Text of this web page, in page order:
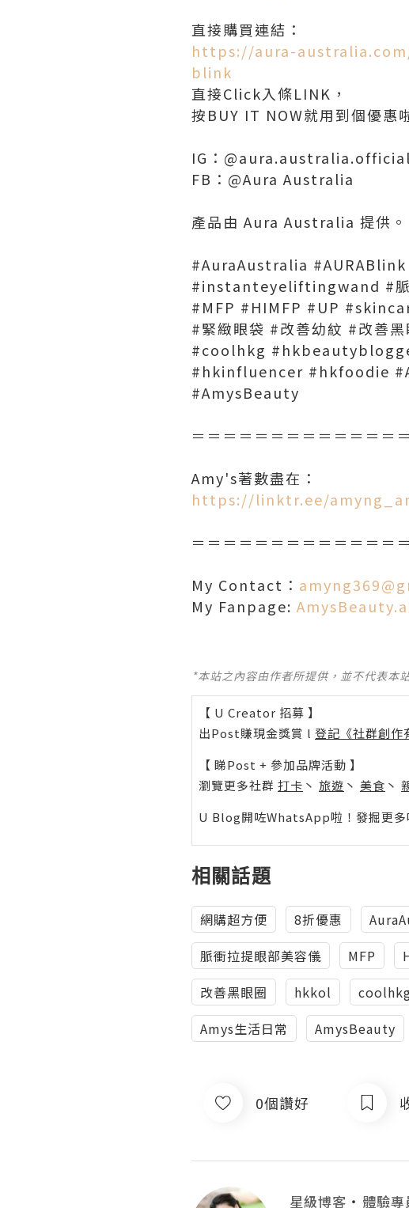
直接購買連結：
https://aura-
blink
直接Click入條LINK，
按BUY IT NOW就用到個優惠
IG：@aura.australia.official
FB：@Aura Australia
產品由 Aura Australia 提供。
#AuraAustralia #AURABlink
#instanteyeliftingwand #脈
#MFP #HIMFP #UP
#緊緻眼袋 #改善幼紋 #改善
#coolhkg
#hkinfluencer #hkfoodie
#AmysBeauty
＝＝＝＝＝＝＝＝＝＝＝＝＝
Amy's著數盡在：
https://linktr.ee/
＝＝＝＝＝＝＝＝＝＝＝＝＝
My Contact：
My Fanpage:
*本站之內容由作者所提供，並不代表本
【 U Creator 招募 】
出Post賺現金獎賞 l 登記《社群創作
【 睇Post + 參加品牌活動 】
瀏覽更多社群 打卡 丶 旅遊 丶 美食 丶
U Blog開咗WhatsApp啦！發掘更多
相關話題
網購超方便 8折優惠
脈衝拉提眼部美容儀
MFP
改善黑眼圈
hkkol
Amys生活日常
AmysBeauty
0個讚好
星級博客 ・ 體驗專